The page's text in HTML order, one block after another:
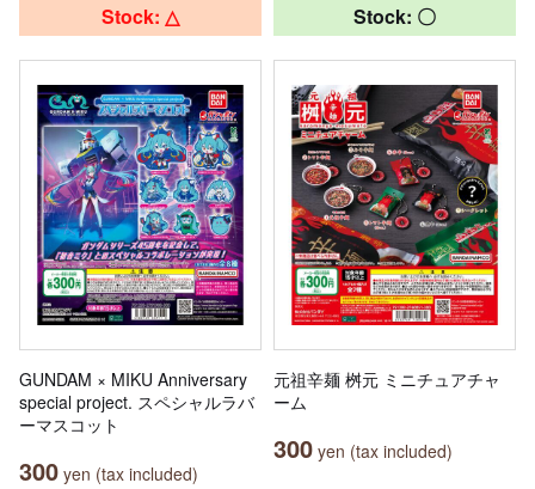
Stock: △
GUNDAM × MIKU Anniversary
special project. スペシャルラバ
ーマスコット
300 yen (tax included)
Stock: 〇
元祖辛麺 桝元 ミニチュアチャ
ーム
300 yen (tax included)